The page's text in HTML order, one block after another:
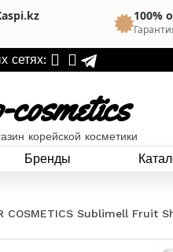
100%
сетях:
корейской косметики
Бренды
COSMETICS Sublimell Fruit